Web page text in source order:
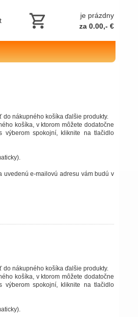
je prázdny
za 0.00,- €
do nákupného košíka ďalšie produkty.
košíka, v ktorom môžete dodatočne
výberom spokojní, kliknite na tlačidlo
uvedenú e-mailovú adresu vám budú v
do nákupného košíka ďalšie produkty.
košíka, v ktorom môžete dodatočne
výberom spokojní, kliknite na tlačidlo